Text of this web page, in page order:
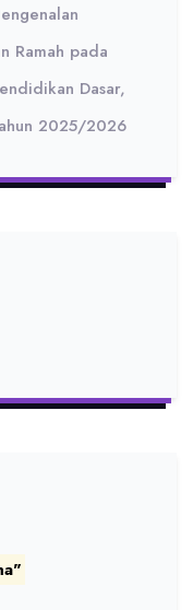
Ramah pada
Dasar,
2025/2026